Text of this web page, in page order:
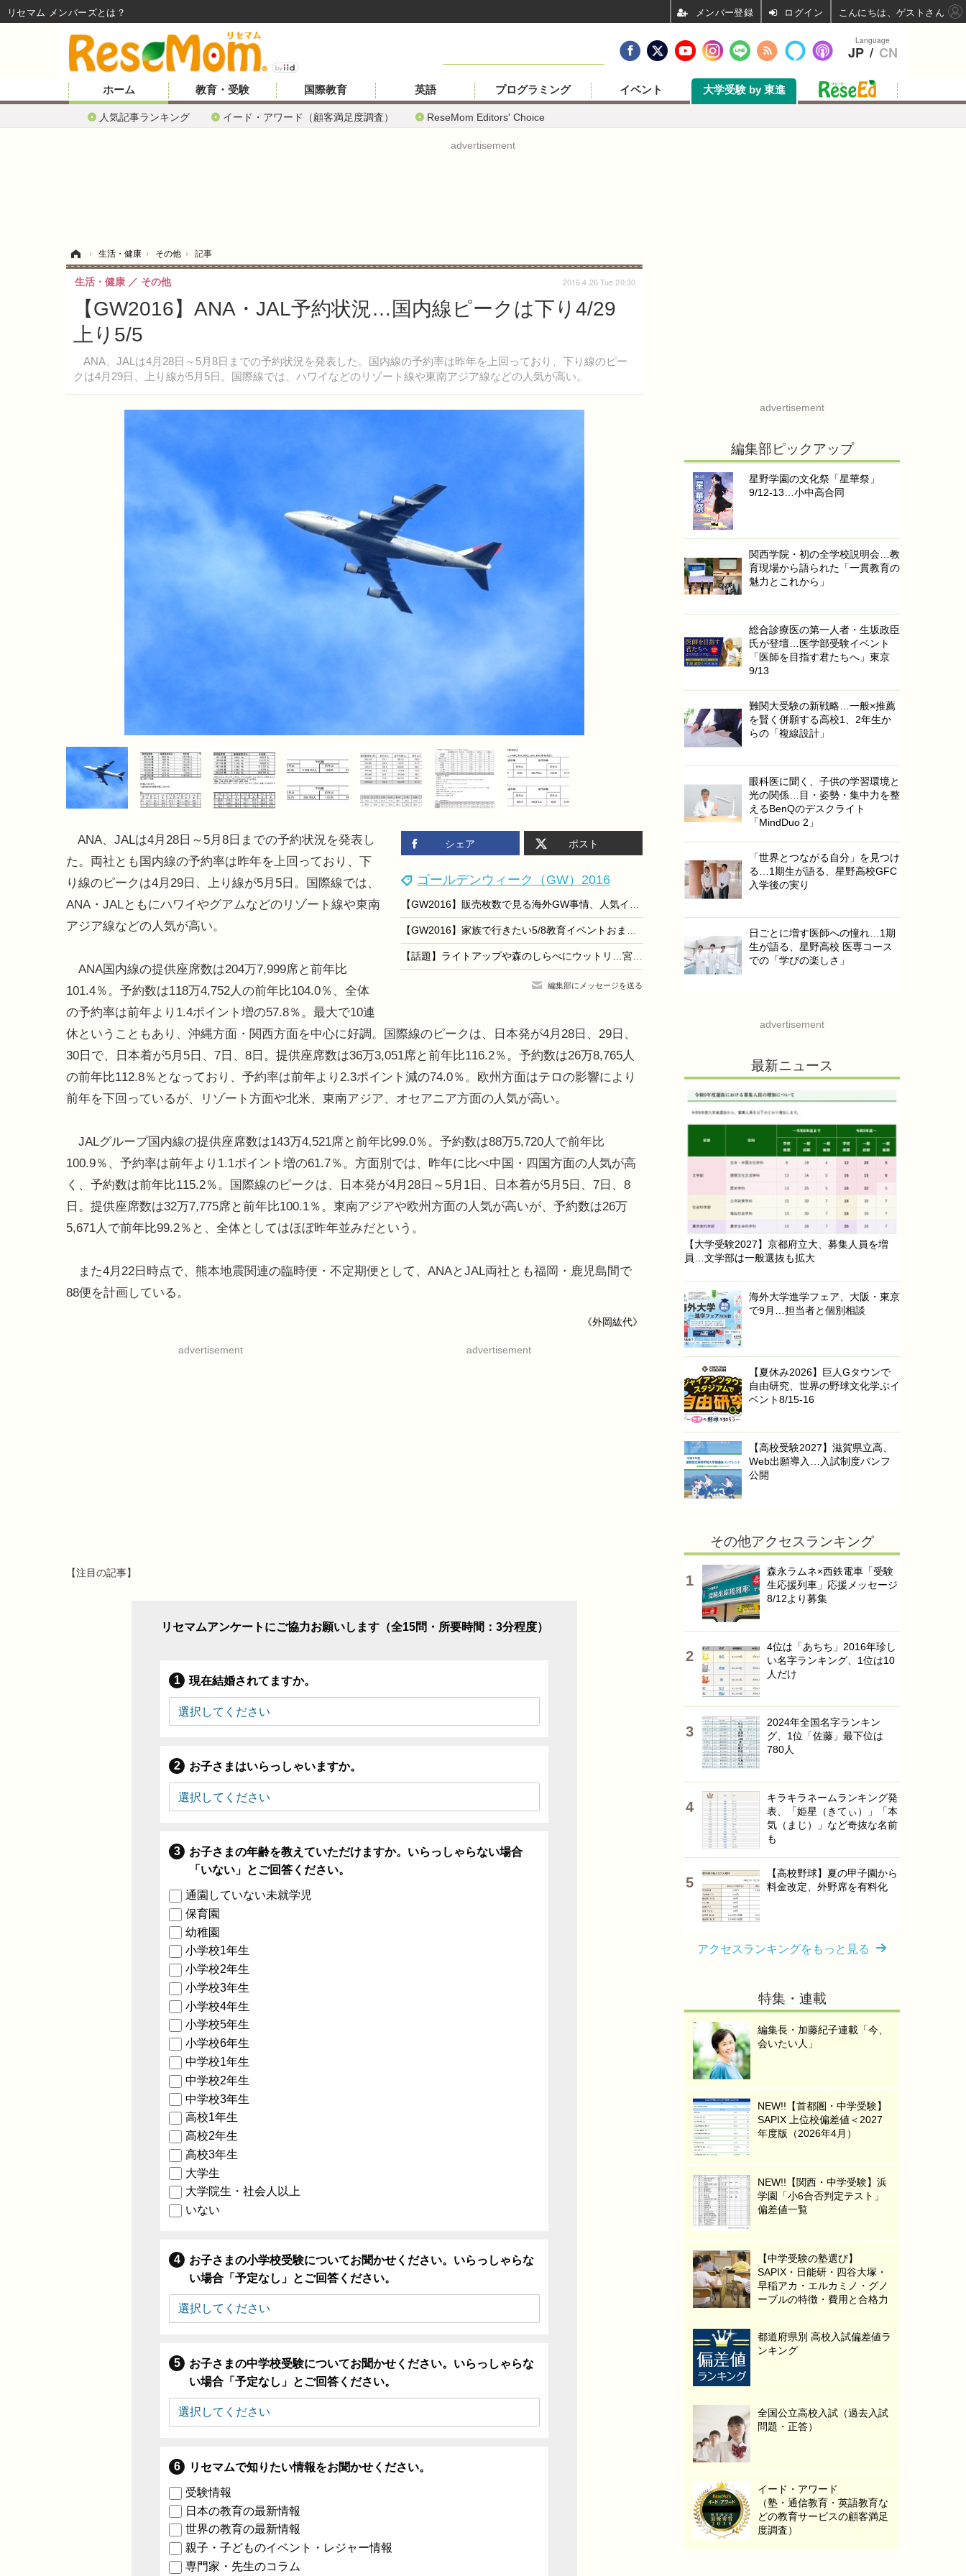
ホーム
人気記事ランキング イード・アワード（顧客満足度調査） ReseMom Editors' Choice
教育・受験 国際教育 英語 プログラミング イベント 大学受験 by 東進
advertisement
› 生活・健康 › その他 › 記事
【GW2016】ANA・JAL予約状況…国内線ピークは下り4/29
上り5/5
ANA、JALは4月28日～5月8日までの予約状況を発表した。国内線の予約率は昨年を上回っており、下り線のピー
クは4月29日、上り線が5月5日。国際線では、ハワイなどのリゾート線や東南アジア線などの人気が高い。
生活・健康 その他 2016.4.26 Tue 20:30
シェア ポスト
ゴールデンウィーク（GW）2016
【GW2016】販売枚数で見る海外GW事情、人気イベントランキング
【GW2016】家族で行きたい5/8教育イベントおまとめ便
【話題】ライトアップや森のしらべにウットリ…宮沢賢治童話村が人気
編集部にメッセージを送る
ANA、JALは4月28日～5月8日までの予約状況を発表し
た。両社とも国内線の予約率は昨年を上回っており、下
り線のピークは4月29日、上り線が5月5日。国際線では、
ANA・JALともにハワイやグアムなどのリゾート線や東南
アジア線などの人気が高い。
ANA国内線の提供座席数は204万7,999席と前年比
101.4％。予約数は118万4,752人の前年比104.0％、全体
の予約率は前年より1.4ポイント増の57.8％。最大で10連
休ということもあり、沖縄方面・関西方面を中心に好調。国際線のピークは、日本発が4月28日、29日、
30日で、日本着が5月5日、7日、8日。提供座席数は36万3,051席と前年比116.2％。予約数は26万8,765人
の前年比112.8％となっており、予約率は前年より2.3ポイント減の74.0％。欧州方面はテロの影響により
前年を下回っているが、リゾート方面や北米、東南アジア、オセアニア方面の人気が高い。
JALグループ国内線の提供座席数は143万4,521席と前年比99.0％。予約数は88万5,720人で前年比
100.9％、予約率は前年より1.1ポイント増の61.7％。方面別では、昨年に比べ中国・四国方面の人気が高
く、予約数は前年比115.2％。国際線のピークは、日本発が4月28日～5月1日、日本着が5月5日、7日、8
日。提供座席数は32万7,775席と前年比100.1％。東南アジアや欧州方面の人気が高いが、予約数は26万
5,671人で前年比99.2％と、全体としてはほぼ昨年並みだという。
また4月22日時点で、熊本地震関連の臨時便・不定期便として、ANAとJAL両社とも福岡・鹿児島間で
88便を計画している。
《外岡紘代》
advertisement advertisement
【注目の記事】
リセマムアンケートにご協力お願いします（全15問・所要時間：3分程度）
現在結婚されてますか。
お子さまはいらっしゃいますか。
お子さまの年齢を教えていただけますか。いらっしゃらない場合
「いない」とご回答ください。
通園していない未就学児
保育園
幼稚園
小学校1年生
小学校2年生
小学校3年生
小学校4年生
小学校5年生
小学校6年生
中学校1年生
中学校2年生
中学校3年生
高校1年生
高校2年生
高校3年生
大学生
大学院生・社会人以上
いない
お子さまの小学校受験についてお聞かせください。いらっしゃらな
い場合「予定なし」とご回答ください。
お子さまの中学校受験についてお聞かせください。いらっしゃらな
い場合「予定なし」とご回答ください。
リセマムで知りたい情報をお聞かせください。
受験情報
日本の教育の最新情報
世界の教育の最新情報
親子・子どものイベント・レジャー情報
専門家・先生のコラム
advertisement
編集部ピックアップ
星野学園の文化祭「星華祭」
9/12-13…小中高合同
関西学院・初の全学校説明会…教
育現場から語られた「一貫教育の
魅力とこれから」
総合診療医の第一人者・生坂政臣
氏が登壇…医学部受験イベント
「医師を目指す君たちへ」東京
9/13
難関大受験の新戦略…一般×推薦
を賢く併願する高校1、2年生か
らの「複線設計」
眼科医に聞く、子供の学習環境と
光の関係…目・姿勢・集中力を整
えるBenQのデスクライト
「MindDuo 2」
「世界とつながる自分」を見つけ
る…1期生が語る、星野高校GFC
入学後の実り
日ごとに増す医師への憧れ…1期
生が語る、星野高校 医専コース
での「学びの楽しさ」
advertisement
最新ニュース
【大学受験2027】京都府立大、募集人員を増
員…文学部は一般選抜も拡大
海外大学進学フェア、大阪・東京
で9月…担当者と個別相談
【夏休み2026】巨人Gタウンで
自由研究、世界の野球文化学ぶイ
ベント8/15-16
【高校受験2027】滋賀県立高、
Web出願導入…入試制度パンフ
公開
その他アクセスランキング
森永ラムネ×西鉄電車「受験
生応援列車」応援メッセージ
8/12より募集
4位は「あちち」2016年珍し
い名字ランキング、1位は10
人だけ
2024年全国名字ランキン
グ、1位「佐藤」最下位は
780人
キラキラネームランキング発
表、「姫星（きてぃ）」「本
気（まじ）」など奇抜な名前
も
【高校野球】夏の甲子園から
料金改定、外野席を有料化
アクセスランキングをもっと見る
特集・連載
編集長・加藤紀子連載「今、
会いたい人」
NEW!!【首都圏・中学受験】
SAPIX 上位校偏差値＜2027
年度版（2026年4月）
NEW!!【関西・中学受験】浜
学園「小6合否判定テスト」
偏差値一覧
【中学受験の塾選び】
SAPIX・日能研・四谷大塚・
早稲アカ・エルカミノ・グノ
ーブルの特徴・費用と合格力
都道府県別 高校入試偏差値ラ
ンキング
全国公立高校入試（過去入試
問題・正答）
イード・アワード
（塾・通信教育・英語教育な
どの教育サービスの顧客満足
度調査）
Language
JP / CN
リセマム メンバーズ ログイン こんにちは、ゲストさん